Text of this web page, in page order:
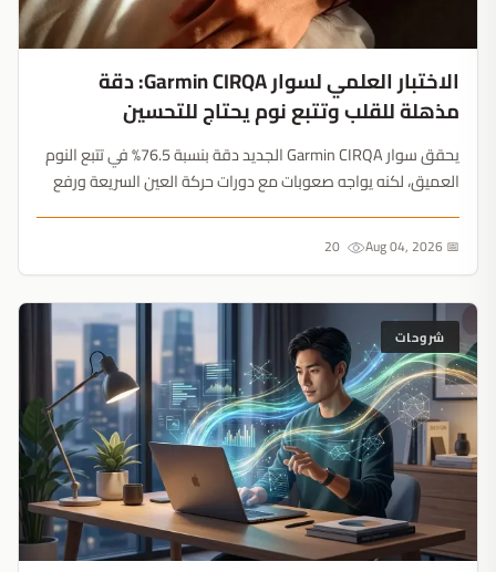
الاختبار العلمي لسوار Garmin CIRQA: دقة
مذهلة للقلب وتتبع نوم يحتاج للتحسين
يحقق سوار Garmin CIRQA الجديد دقة بنسبة 76.5% في تتبع النوم
العميق، لكنه يواجه صعوبات مع دورات حركة العين السريعة ورفع
📅 Aug 04, 2026
شروحات